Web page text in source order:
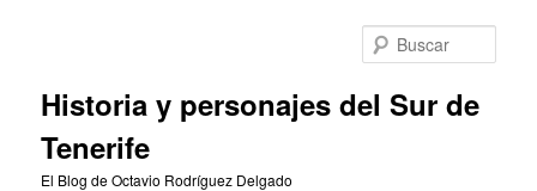
Historia y personajes del Sur de
Tenerife
El Blog de Octavio Rodríguez Delgado